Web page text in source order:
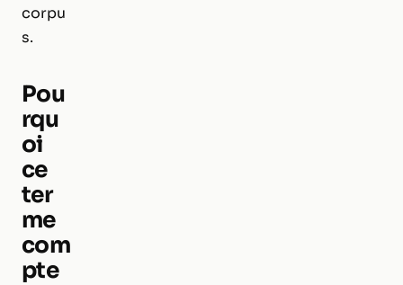
corpu
s.
Pou
rqu
oi
ce
ter
me
com
pte